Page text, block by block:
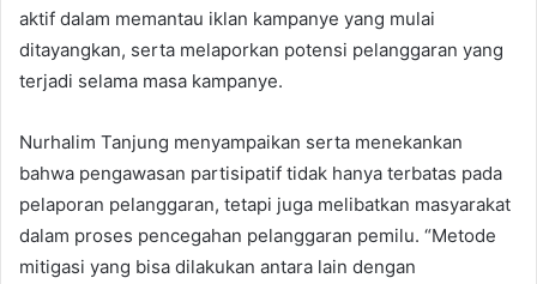
aktif dalam memantau iklan kampanye yang mulai
ditayangkan, serta melaporkan potensi pelanggaran yang
terjadi selama masa kampanye.
Nurhalim Tanjung menyampaikan serta menekankan
bahwa pengawasan partisipatif tidak hanya terbatas pada
pelaporan pelanggaran, tetapi juga melibatkan masyarakat
dalam proses pencegahan pelanggaran pemilu. “Metode
mitigasi yang bisa dilakukan antara lain dengan